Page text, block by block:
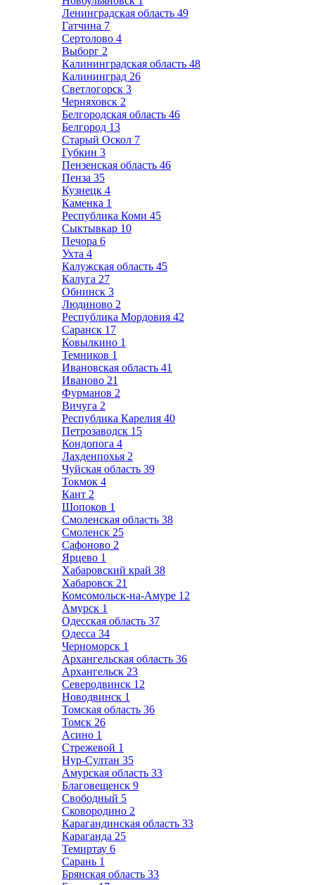
Ленинградская область 49
Гатчина 7
Сертолово 4
Выборг 2
Калининградская область 48
Калининград 26
Светлогорск 3
Черняховск 2
Белгородская область 46
Белгород 13
Старый Оскол 7
Губкин 3
Пензенская область 46
Пенза 35
Кузнецк 4
Каменка 1
Республика Коми 45
Сыктывкар 10
Печора 6
Ухта 4
Калужская область 45
Калуга 27
Обнинск 3
Людиново 2
Республика Мордовия 42
Саранск 17
Ковылкино 1
Темников 1
Ивановская область 41
Иваново 21
Фурманов 2
Вичуга 2
Республика Карелия 40
Петрозаводск 15
Кондопога 4
Лахденпохья 2
Чуйская область 39
Токмок 4
Кант 2
Шопоков 1
Смоленская область 38
Смоленск 25
Сафоново 2
Ярцево 1
Хабаровский край 38
Хабаровск 21
Комсомольск-на-Амуре 12
Амурск 1
Одесская область 37
Одесса 34
Черноморск 1
Архангельская область 36
Архангельск 23
Северодвинск 12
Новодвинск 1
Томская область 36
Томск 26
Асино 1
Стрежевой 1
Нур-Султан 35
Амурская область 33
Благовещенск 9
Свободный 5
Сковородино 2
Карагандинская область 33
Караганда 25
Темиртау 6
Сарань 1
Брянская область 33